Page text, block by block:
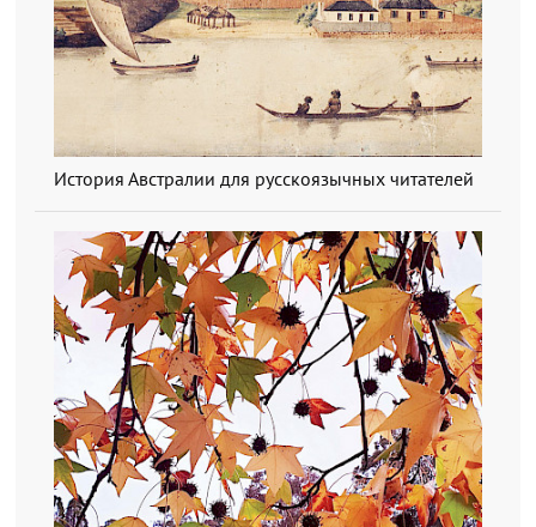
История Австралии для русскоязычных читателей